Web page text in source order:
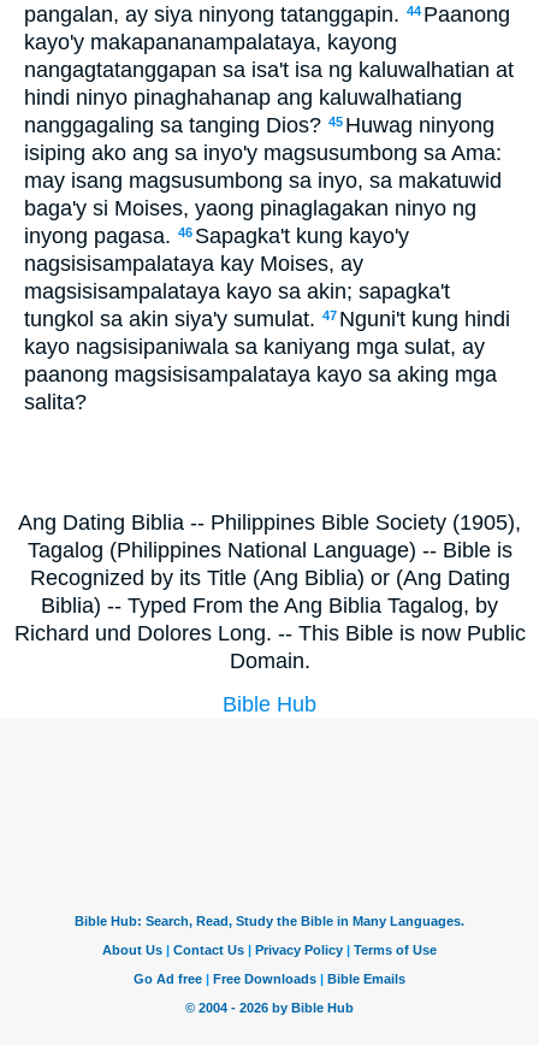
pangalan, ay siya ninyong tatanggapin. 44 Paanong
kayo'y makapananampalataya, kayong
nangagtatanggapan sa isa't isa ng kaluwalhatian at
hindi ninyo pinaghahanap ang kaluwalhatiang
nanggagaling sa tanging Dios? 45 Huwag ninyong
isiping ako ang sa inyo'y magsusumbong sa Ama:
may isang magsusumbong sa inyo, sa makatuwid
baga'y si Moises, yaong pinaglagakan ninyo ng
inyong pagasa. 46 Sapagka't kung kayo'y
nagsisisampalataya kay Moises, ay
magsisisampalataya kayo sa akin; sapagka't
tungkol sa akin siya'y sumulat. 47 Nguni't kung hindi
kayo nagsisipaniwala sa kaniyang mga sulat, ay
paanong magsisisampalataya kayo sa aking mga
salita?
Ang Dating Biblia -- Philippines Bible Society (1905),
Tagalog (Philippines National Language) -- Bible is
Recognized by its Title (Ang Biblia) or (Ang Dating
Biblia) -- Typed From the Ang Biblia Tagalog, by
Richard und Dolores Long. -- This Bible is now Public
Domain.
Bible Hub